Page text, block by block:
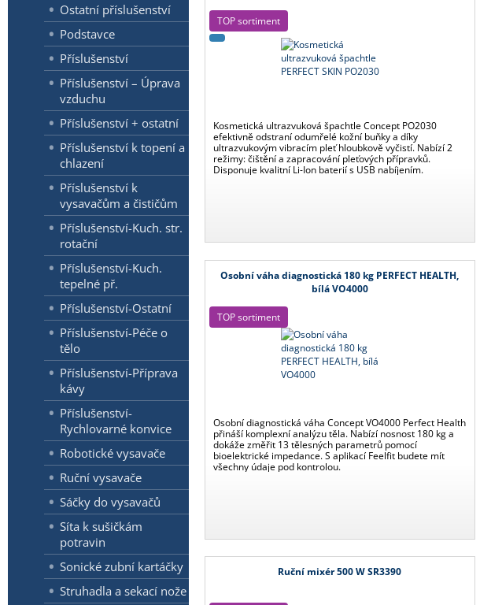
Ostatní příslušenství
Podstavce
Příslušenství
Příslušenství – Úprava
vzduchu
Příslušenství + ostatní
Příslušenství k topení a
chlazení
Příslušenství k
vysavačům a čističům
Příslušenství-Kuch. str.
rotační
Příslušenství-Kuch.
tepelné př.
Příslušenství-Ostatní
Příslušenství-Péče o
tělo
Příslušenství-Příprava
kávy
Příslušenství-
Rychlovarné konvice
Robotické vysavače
Ruční vysavače
Sáčky do vysavačů
Síta k sušičkám
potravin
Sonické zubní kartáčky
Struhadla a sekací nože
Kosmetická ultrazvuková špachtle Concept PO2030
efektivně odstraní odumřelé kožní buňky a díky
ultrazvukovým vibracím pleť hloubkově vyčistí. Nabízí 2
režimy: čištění a zapracování pleťových přípravků.
Disponuje kvalitní Li-Ion baterií s USB nabíjením.
TOP sortiment
Osobní váha diagnostická 180 kg PERFECT HEALTH,
bílá VO4000
Osobní diagnostická váha Concept VO4000 Perfect Health
přináší komplexní analýzu těla. Nabízí nosnost 180 kg a
dokáže změřit 13 tělesných parametrů pomocí
bioelektrické impedance. S aplikací Feelfit budete mít
všechny údaje pod kontrolou.
TOP sortiment
Ruční mixér 500 W SR3390